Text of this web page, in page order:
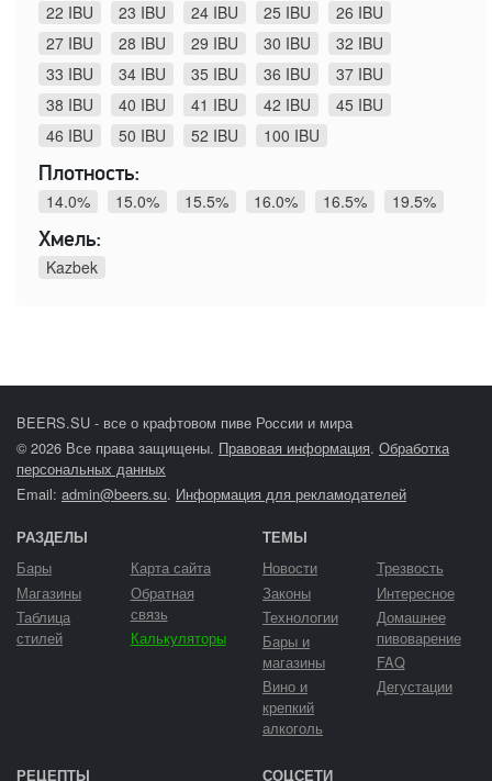
22 IBU
23 IBU 24 IBU 25 IBU
26 IBU
27 IBU
28 IBU 29 IBU 30 IBU
32 IBU
33 IBU
34 IBU 35 IBU 36 IBU
37 IBU
38 IBU
40 IBU 41 IBU 42 IBU
45 IBU
46 IBU
50 IBU 52 IBU
100 IBU
Плотность:
14.0%
15.0% 15.5% 16.0% 16.5%
19.5%
Хмель:
Kazbek
BEERS.SU - все о крафтовом пиве России и мира
© 2026 Все права защищены. Правовая информация. Обработка
персональных данных
Email: admin@beers.su. Информация для рекламодателей
РАЗДЕЛЫ
Бары
Магазины
Таблица
стилей
Карта сайта
Обратная
связь
Калькуляторы
ТЕМЫ
Новости
Законы
Технологии
Бары и
магазины
Вино и
крепкий
алкоголь
Трезвость
Интересное
Домашнее
пивоварение
FAQ
Дегустации
РЕЦЕПТЫ СОЦСЕТИ